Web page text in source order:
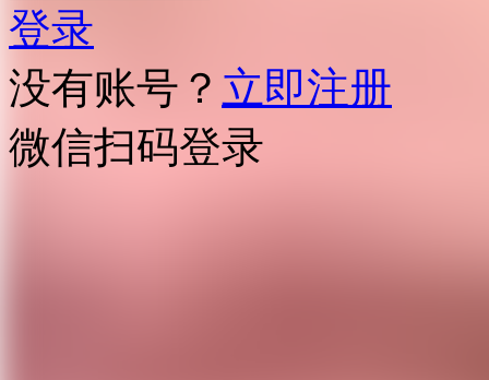
登录
没有账号？ 立即注册
微信扫码登录